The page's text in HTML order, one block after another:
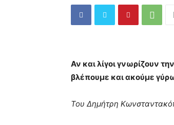
Αν και λίγοι γνωρίζουν
βλέπουμε και ακούμε
Του Δημήτρη